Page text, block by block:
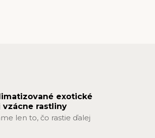
exotické
vzácne rastliny
len to, čo rastie ďalej